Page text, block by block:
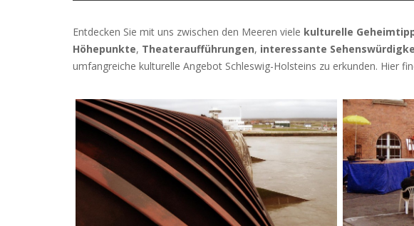
Entdecken Sie mit uns zwischen den Meeren viele kulturelle
Höhepunkte, Theateraufführungen, interessante
umfangreiche kulturelle Angebot Schleswig-Holsteins zu erkunden. Hier